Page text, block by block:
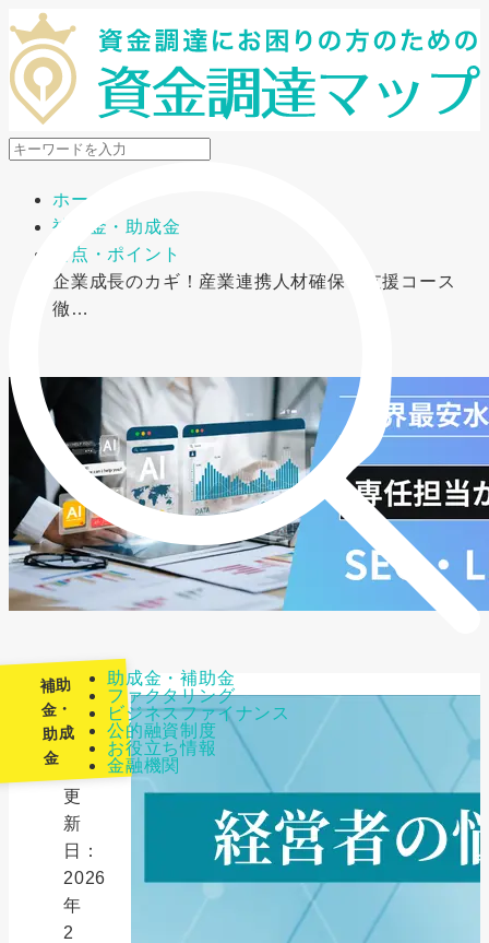
メニューを開閉
助成金・補助金
ファクタリング
ビジネスファイナンス
公的融資制度
お役立ち情報
金融機関
ホーム
補助金・助成金
要点・ポイント
企業成長のカギ！産業連携人材確保等支援コース
徹…
補助
金・
助成
金
最
更
新
日：
2026
年
2